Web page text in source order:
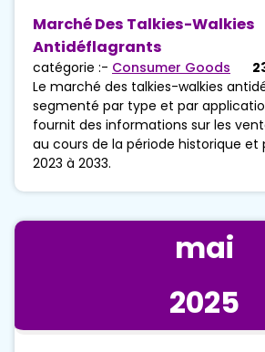
Marché Des Talkies-Walkies
Antidéflagrants
catégorie :- Consumer Goods
Le marché des talkies-walkies
segmenté par type et par
fournit des informations sur les
au cours de la période historique et
2023 à 2033.
mai
2025